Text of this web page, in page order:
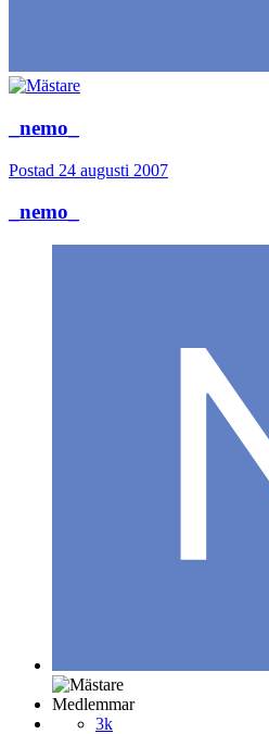
_nemo_
Postad 24 augusti 2007
_nemo_
Medlemmar
3k